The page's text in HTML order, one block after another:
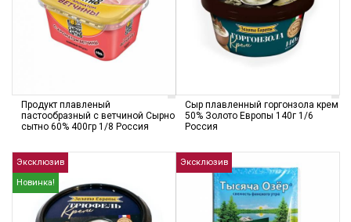
Продукт плавленый
пастообразный с ветчиной Сырно
сытно 60% 400гр 1/8 Россия
Сыр плавленный горгонзола крем
50% Золото Европы 140г 1/6
Россия
Эксклюзив
Новинка!
Эксклюзив